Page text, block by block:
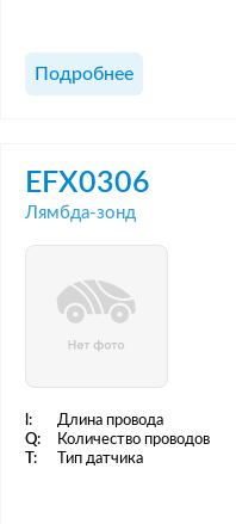
Подробнее
EFX0306
Лямбда-зонд
l: Длина провода
Q:
Количество проводов
T:
Тип датчика